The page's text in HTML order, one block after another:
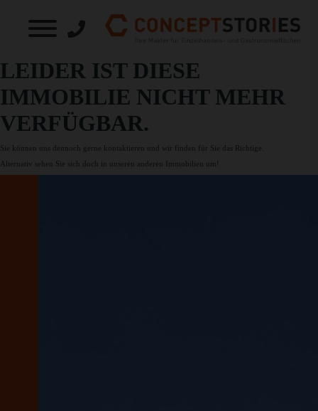
LEIDER IST DIESE
IMMOBILIE NICHT MEHR
VERFÜGBAR.
Sie können uns dennoch gerne kontaktieren
und wir finden für Sie das Richtige.
Alternativ sehen Sie sich doch in unseren
anderen Immobilien um!